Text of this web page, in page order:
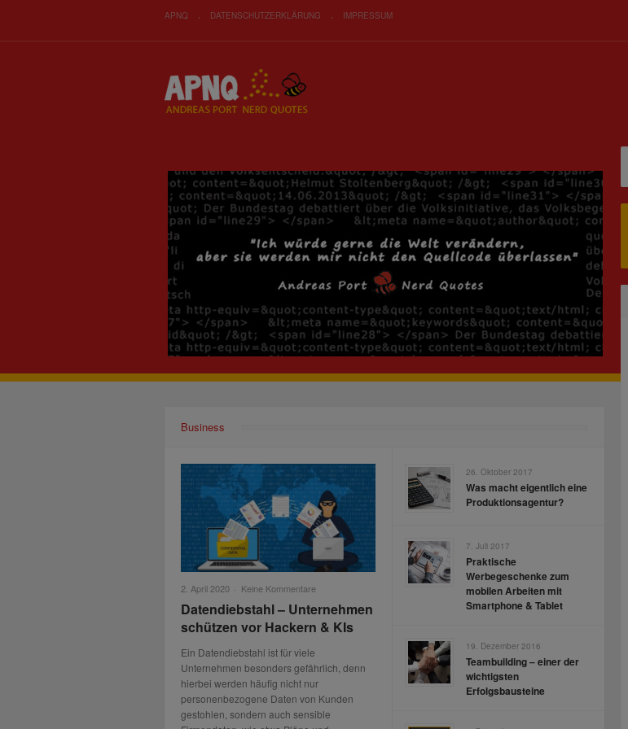
APNQ DATENSCHUTZERKLÄRUNG IMPRESSUM
Business
2. April 2020 · Keine Kommentare
Datendiebstahl – Unternehmen
schützen vor Hackern & KIs
Ein Datendiebstahl ist für viele
Unternehmen besonders gefährlich, denn
hierbei werden häufig nicht nur
personenbezogene Daten von Kunden
gestohlen, sondern auch sensible
26. Oktober 2017
Was macht eigentlich eine
Produktionsagentur?
7. Juli 2017
Praktische
Werbegeschenke zum
mobilen Arbeiten mit
Smartphone & Tablet
19. Dezember 2016
Teambuilding – einer der
wichtigsten
Erfolgsbausteine